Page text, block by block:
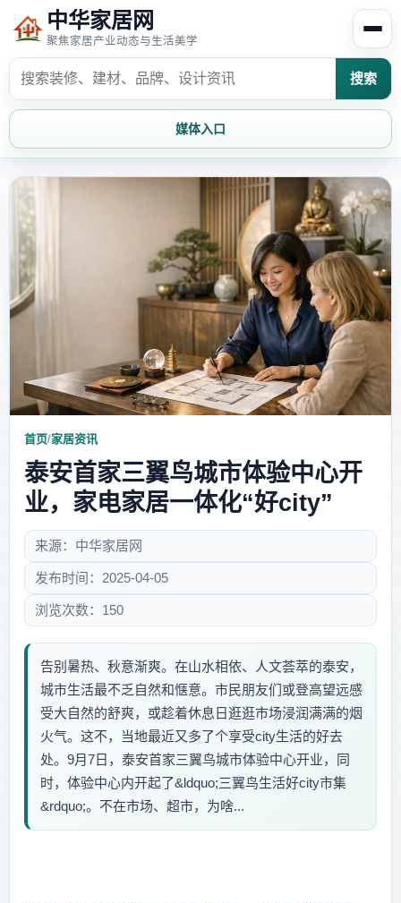
中华家居网
聚焦家居产业动态与生活美学
搜索
媒体入口
家居资讯
家居欣赏
装修设计
家居文化
家装攻略 创意家居
首页/家居资讯
泰安首家三翼鸟城市体验中心开
业，家电家居一体化“好city”
来源：中华家居网
发布时间：2025-04-05
浏览次数：150
告别暑热、秋意渐爽。在山水相依、人文荟萃的泰安，
城市生活最不乏自然和惬意。市民朋友们或登高望远感
受大自然的舒爽，或趁着休息日逛逛市场浸润满满的烟
火气。这不，当地最近又多了个享受city生活的好去
处。9月7日，泰安首家三翼鸟城市体验中心开业，同
时，体验中心内开起了&ldquo;三翼鸟生活好city市集
&rdquo;。不在市场、超市，为啥...